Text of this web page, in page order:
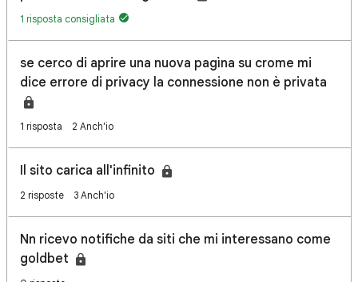
1 risposta consigliata
se cerco di aprire una nuova pagìna su crome mi
dice errore di privacy la connessione non è privata
1 risposta 2 Anch'io
Il sito carica all'infinito
2 risposte 3 Anch'io
Nn ricevo notifiche da siti che mi interessano come
goldbet